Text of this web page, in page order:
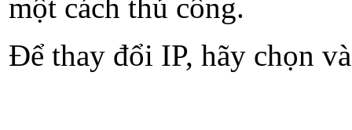
một cách thủ công.
Để thay đổi IP, hãy chọn